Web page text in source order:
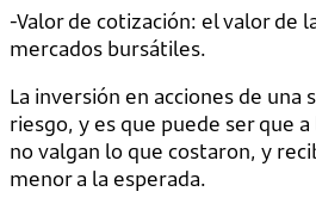
-Valor de cotización: el valor de
mercados bursátiles.
La inversión en acciones de una
riesgo, y es que puede ser que
no valgan lo que costaron, y
menor a la esperada.